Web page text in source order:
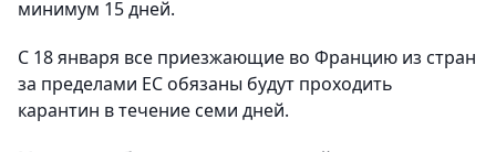
минимум 15 дней.
С 18 января все приезжающие во Францию из стран
за пределами ЕС обязаны будут проходить
карантин в течение семи дней.